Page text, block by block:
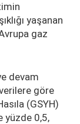
yaşanan
gaz
devam
göre
(GSYH)
yüzde 0,5,